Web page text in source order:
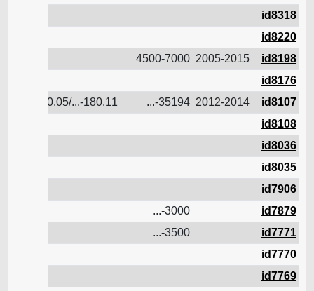
id8318
id8220
id8198
2005-2015
4500-7000
id8176
id8107
2012-2014
35194-...
180.11-.../30.05/
id8108
id8036
id8035
id7906
id7879
3000-...
id7771
3500-...
id7770
id7769